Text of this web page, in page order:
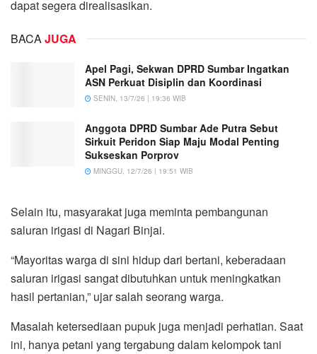
dapat segera direalisasikan.
BACAJUGA
Apel Pagi, Sekwan DPRD Sumbar Ingatkan
ASN Perkuat Disiplin dan Koordinasi
SENIN, 13/7/26 | 19:36 WIB
Anggota DPRD Sumbar Ade Putra Sebut
Sirkuit Peridon Siap Maju Modal Penting
Sukseskan Porprov
MINGGU, 12/7/26 | 19:51 WIB
Selain itu, masyarakat juga meminta pembangunan
saluran irigasi di Nagari Binjai.
“Mayoritas warga di sini hidup dari bertani, keberadaan
saluran irigasi sangat dibutuhkan untuk meningkatkan
hasil pertanian,” ujar salah seorang warga.
Masalah ketersediaan pupuk juga menjadi perhatian. Saat
ini, hanya petani yang tergabung dalam kelompok tani